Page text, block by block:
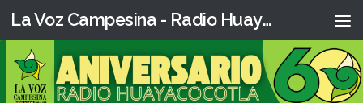
La Voz Campesina - Radio Huaya